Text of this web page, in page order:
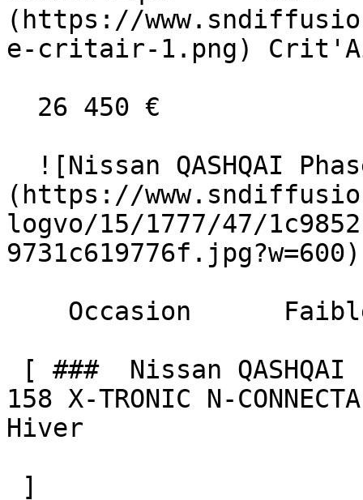
(https://
e-critair-1.png)
(https://
logvo/15/1777/47/
158 X-TRONIC N-
Hiver